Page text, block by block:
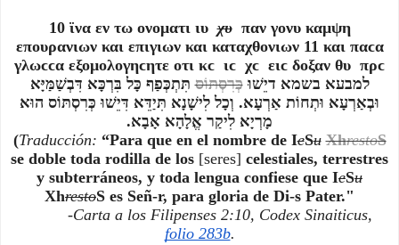
10 ϊνα εν τω ονοματι ιυχυ παν γονυ καμψη
επουρανιων και επιγιων και καταχθονιων 11 και παϲα
γλωϲϲα εξομολογηϲητε οτι κϲ ιϲ χϲ ειϲ δοξαν θυ πρϲ
למבעא בשמא דיֵשׁוּכְּרִסְתּוֹסתִּתְכְּפַף כָּל בִּרְכָּא דִּבְשַׁמַּיָּא
וּבְאַרְעָא וּתְחוֹת אַרְעָא. וְכָל לִישָׁנָא תִּיַדֵּא דִּיֵשׁוּ כְּרִסְתּוֹס הוּא
מָרְיָא לִיקַר אֱלָהָא אָבָא.
(Traducción: “Para que en el nombre de IeSu XhrestoS
se doble toda rodilla de los [seres] celestiales, terrestres
y subterráneos, y toda lengua confiese que IeSu
XhrestoS es Señ-r, para gloria de Di-s Pater."
-Carta a los Filipenses 2:10, Codex Sinaiticus,
folio 283b.